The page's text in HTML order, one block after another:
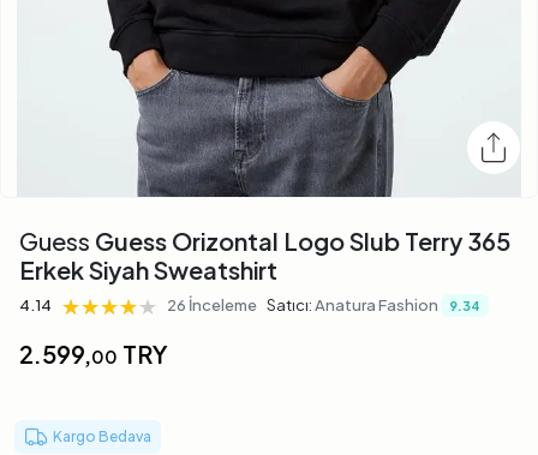
Guess Guess Orizontal Logo Slub Terry 365
Erkek Siyah Sweatshirt
4.14 ★★★★★
★★★★★
★★★★★ 26 İnceleme Satıcı:Anatura Fashion 9.34
2.599,00 TRY
Kargo Bedava